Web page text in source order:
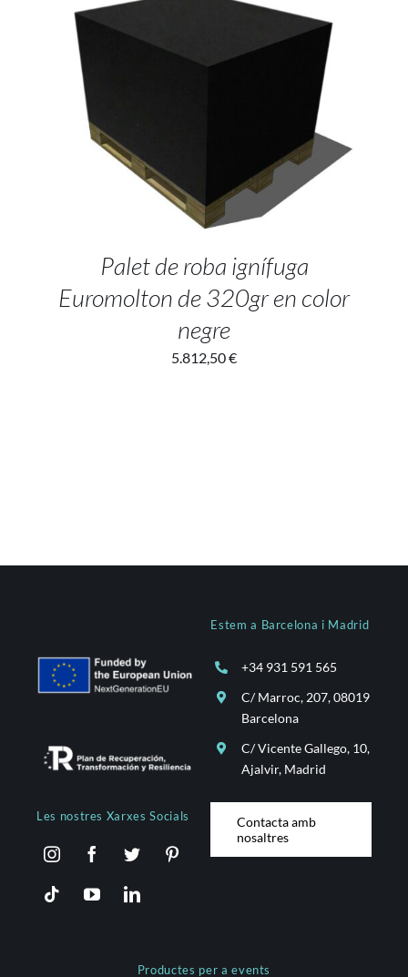
Palet de roba ignífuga
Euromolton de 320gr en color
negre
5.812,50€
Les nostres Xarxes Socials
Estem a Barcelona i Madrid
+34 931 591 565
C/ Marroc, 207, 08019
Barcelona
C/ Vicente Gallego, 10,
Ajalvir, Madrid
Contacta amb
nosaltres
Productes per a events